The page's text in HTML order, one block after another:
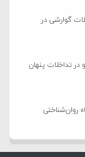
گوارشی در
در تداخلات پنهان
روان‌شناختی